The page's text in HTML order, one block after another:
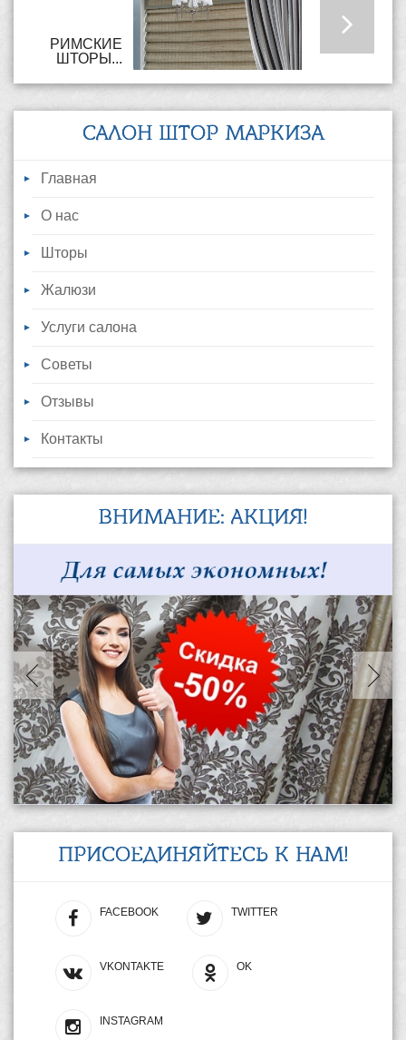
РИМСКИЕ
ШТОРЫ...
САЛОН ШТОР МАРКИЗА
Главная
О нас
Шторы
Жалюзи
Услуги салона
Советы
Отзывы
Контакты
ВНИМАНИЕ: АКЦИЯ!
ПРИСОЕДИНЯЙТЕСЬ К НАМ!
FACEBOOK TWITTER
VKONTAKTE OK
INSTAGRAM